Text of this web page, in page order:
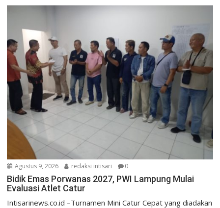
Agustus 9, 2026 redaksi intisari 0
Bidik Emas Porwanas 2027, PWI Lampung Mulai
Evaluasi Atlet Catur
Intisarinews.co.id –Turnamen Mini Catur Cepat yang diadakan